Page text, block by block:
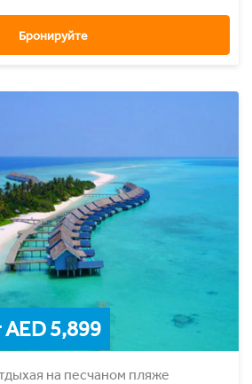
Бронируйте
5,899
на песчаном пляже